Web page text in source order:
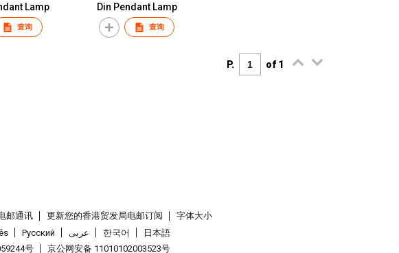
Lamp
查询
Din Pendant Lamp
查询
P. of 1
邮通讯 更新您的香港贸发局电邮订阅
字体大小
Pусский عربى 한국어
日本語
号 京公网安备 11010102003523号